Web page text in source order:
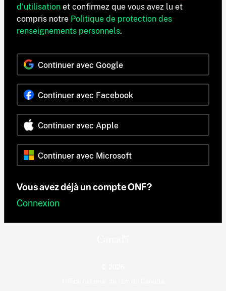
d'utilisation et confirmez que vous avez lu et
compris notre Politique de protection des
renseignements personnels.
Continuer avec Google
Continuer avec Facebook
Continuer avec Apple
Continuer avec Microsoft
Vous avez déjà un compte ONF?
Connexion